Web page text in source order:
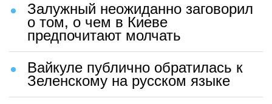
Залужный неожиданно заговорил
о том, о чем в Киеве
предпочитают молчать
Вайкуле публично обратилась к
Зеленскому на русском языке